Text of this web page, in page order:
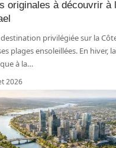
originales à découvrir à
privilégiée sur la
plages ensoleillées. En hiver,
à la…
2026